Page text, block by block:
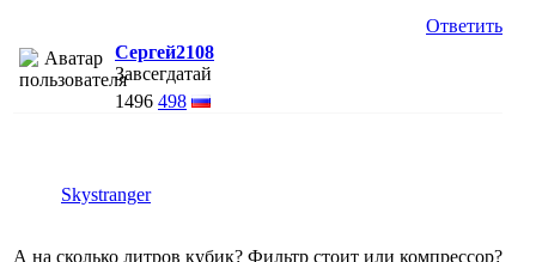
Ответить
Сергей2108
Завсегдатай
1496 498
Skystranger
А на сколько литров кубик? Фильтр стоит или компрессор?